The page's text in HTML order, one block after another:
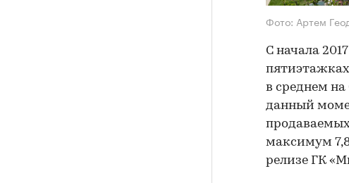
Фото: Артем
С начала
в среднем на
данный
максимум
релизе ГК